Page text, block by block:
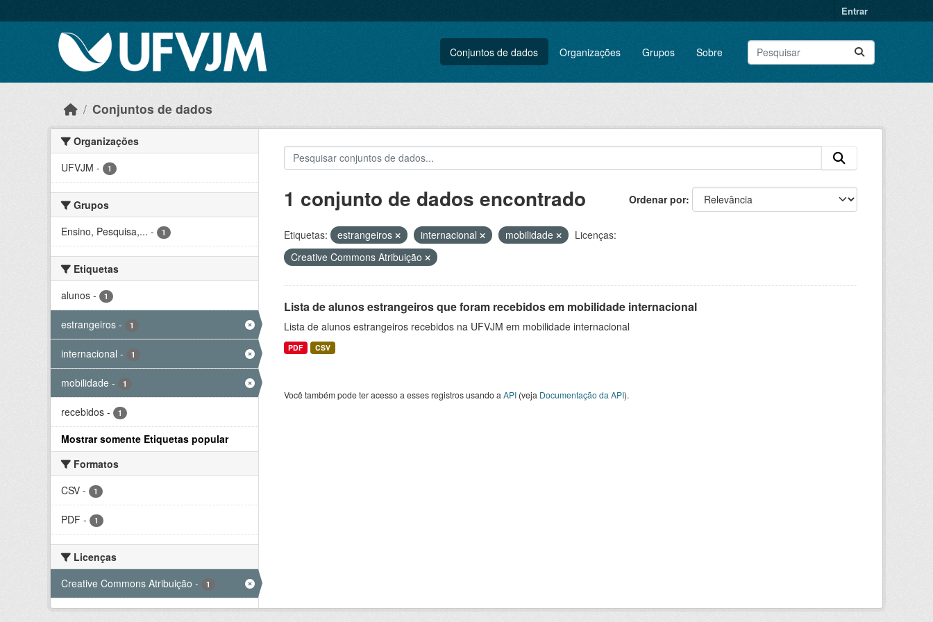
Entrar
Conjuntos de dados Organizações Grupos Sobre
Conjuntos de dados
Organizações
UFVJM - 1
Grupos
Ensino, Pesquisa,... - 1
Etiquetas
alunos - 1
estrangeiros - 1
internacional - 1
mobilidade - 1
recebidos - 1
Mostrar somente Etiquetas popular
Formatos
CSV - 1
PDF - 1
Licenças
Creative Commons Atribuição - 1
Ordenar por
1 conjunto de dados encontrado
Etiquetas: estrangeiros internacional mobilidade
Licenças:
Creative Commons Atribuição
Lista de alunos estrangeiros que foram recebidos em mobilidade internacional
Lista de alunos estrangeiros recebidos na UFVJM em mobilidade internacional
PDF CSV
Você também pode ter acesso a esses registros usando a API(veja Documentação da API).